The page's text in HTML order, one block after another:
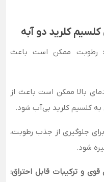
کلرید دو آبه
رطوبت ممکن است باعث
بالا ممکن است باعث از
کلسیم کلرید بی‌آب شود.
برای جلوگیری از جذب رطوبت،
شود.
قوی و ترکیبات قابل احتراق: